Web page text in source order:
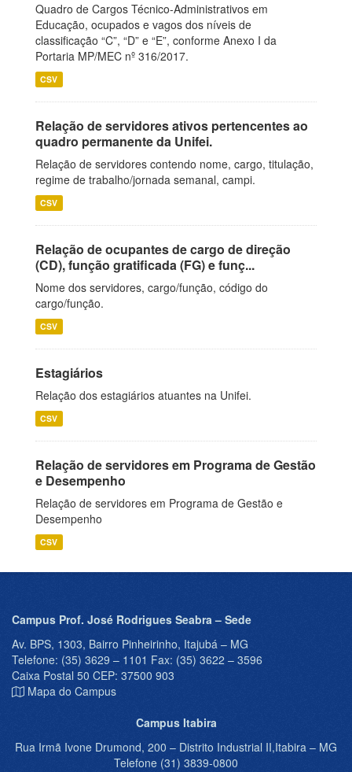
Quadro de Cargos Técnico-Administrativos em
Educação, ocupados e vagos dos níveis de
classificação “C”, “D” e “E”, conforme Anexo I da
Portaria MP/MEC nº 316/2017.
CSV
Relação de servidores ativos pertencentes ao
quadro permanente da Unifei.
Relação de servidores contendo nome, cargo, titulação,
regime de trabalho/jornada semanal, campi.
CSV
Relação de ocupantes de cargo de direção
(CD), função gratificada (FG) e funç...
Nome dos servidores, cargo/função, código do
cargo/função.
CSV
Estagiários
Relação dos estagiários atuantes na Unifei.
CSV
Relação de servidores em Programa de Gestão
e Desempenho
Relação de servidores em Programa de Gestão e
Desempenho
CSV
Campus Prof. José Rodrigues Seabra – Sede
Av. BPS, 1303, Bairro Pinheirinho, Itajubá – MG
Telefone: (35) 3629 – 1101 Fax: (35) 3622 – 3596
Caixa Postal 50 CEP: 37500 903
Mapa do Campus
Campus Itabira
Rua Irmã Ivone Drumond, 200 – Distrito Industrial II,Itabira – MG
Telefone (31) 3839-0800